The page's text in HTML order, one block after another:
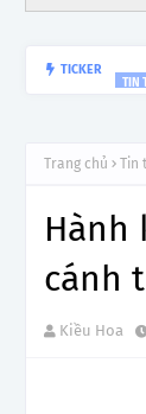
TICKER TIN
Trang chủ Tin
Hành
cánh
Kiều Hoa